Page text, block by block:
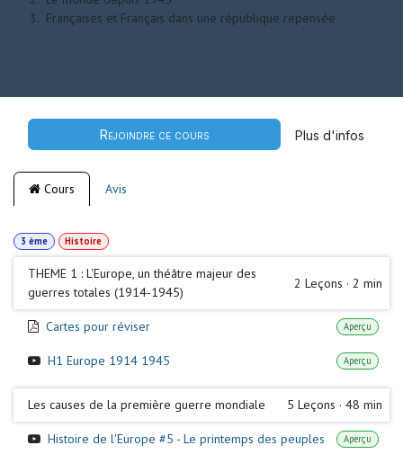
Françaises et Français dans une république repensée
Rejoindre ce cours Plus d'infos
Cours Avis
3 ème Histoire
THEME 1 : L'Europe, un théâtre majeur des
guerres totales (1914-1945)
2 Leçons · 2 min
Cartes pour réviser Aperçu
H1 Europe 1914 1945 Aperçu
Les causes de la première guerre mondiale 5 Leçons · 48 min
Histoire de l'Europe #5 - Le printemps des peuples Aperçu